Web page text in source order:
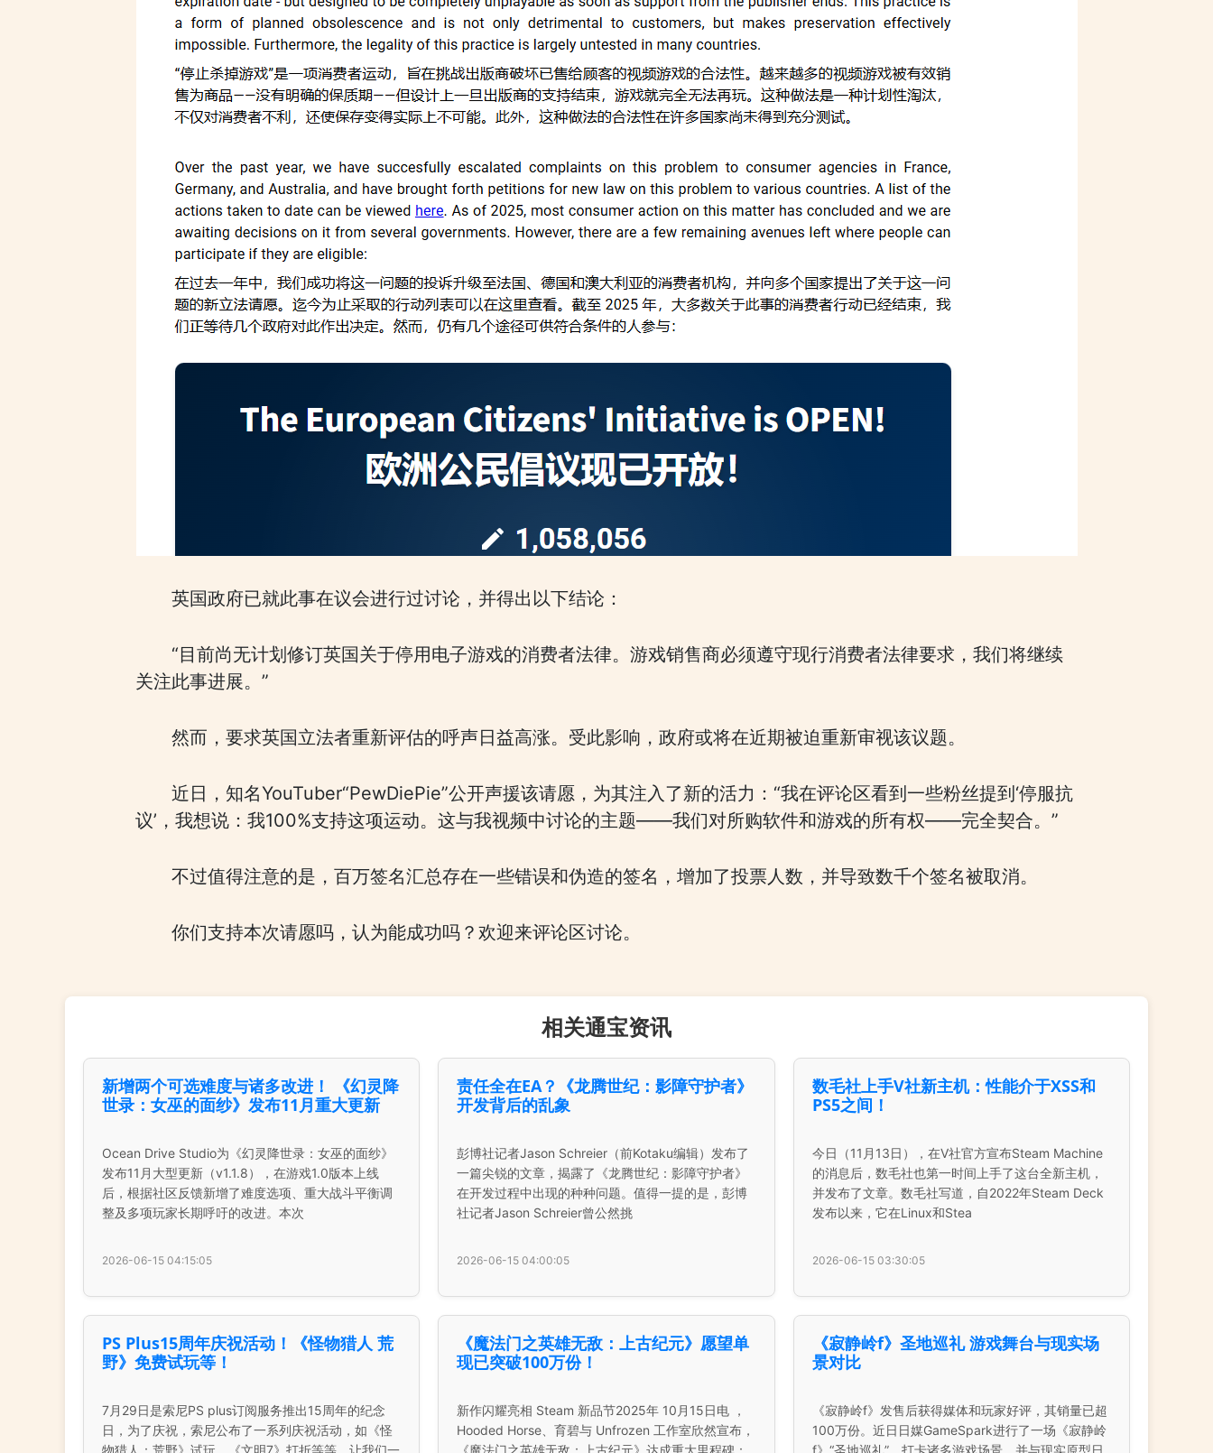
英国政府已就此事在议会进行过讨论，并得出以下结论：
“目前尚无计划修订英国关于停用电子游戏的消费者法律。游戏销售商必须遵守现行消费者法律要求，我们将继续
关注此事进展。”
然而，要求英国立法者重新评估的呼声日益高涨。受此影响，政府或将在近期被迫重新审视该议题。
近日，知名YouTuber“PewDiePie”公开声援该请愿，为其注入了新的活力：“我在评论区看到一些粉丝提到‘停服抗
议’，我想说：我100%支持这项运动。这与我视频中讨论的主题——我们对所购软件和游戏的所有权——完全契合。”
不过值得注意的是，百万签名汇总存在一些错误和伪造的签名，增加了投票人数，并导致数千个签名被取消。
你们支持本次请愿吗，认为能成功吗？欢迎来评论区讨论。
相关通宝资讯
新增两个可选难度与诸多改进！ 《幻灵降
世录：女巫的面纱》发布11月重大更新
Ocean Drive Studio为《幻灵降世录：女巫的面纱》
发布11月大型更新（v1.1.8），在游戏1.0版本上线
后，根据社区反馈新增了难度选项、重大战斗平衡调
整及多项玩家长期呼吁的改进。本次
2026-06-15 04:15:05
责任全在EA？《龙腾世纪：影障守护者》
开发背后的乱象
彭博社记者Jason Schreier（前Kotaku编辑）发布了
一篇尖锐的文章，揭露了《龙腾世纪：影障守护者》
在开发过程中出现的种种问题。值得一提的是，彭博
社记者Jason Schreier曾公然挑
2026-06-15 04:00:05
数毛社上手V社新主机：性能介于XSS和
PS5之间！
今日（11月13日），在V社官方宣布Steam Machine
的消息后，数毛社也第一时间上手了这台全新主机，
并发布了文章。数毛社写道，自2022年Steam Deck
发布以来，它在Linux和Stea
2026-06-15 03:30:05
PS Plus15周年庆祝活动！《怪物猎人 荒
野》免费试玩等！
7月29日是索尼PS plus订阅服务推出15周年的纪念
日，为了庆祝，索尼公布了一系列庆祝活动，如《怪
物猎人：荒野》试玩，《文明7》打折等等，让我们一
《魔法门之英雄无敌：上古纪元》愿望单
现已突破100万份！
新作闪耀亮相 Steam 新品节2025年 10月15日电 ，
Hooded Horse、育碧与 Unfrozen 工作室欣然宣布，
《魔法门之英雄无敌：上古纪元》达成重大里程碑：
《寂静岭f》圣地巡礼 游戏舞台与现实场
景对比
《寂静岭f》发售后获得媒体和玩家好评，其销量已超
100万份。近日日媒GameSpark进行了一场《寂静岭
f》“圣地巡礼”，打卡诸多游戏场景，并与现实原型日